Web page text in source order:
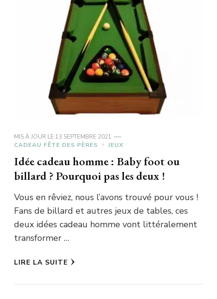
MIS À JOUR LE 13 SEPTEMBRE 2021
CADEAU FÊTE DES PÈRES
JEUX
Idée cadeau homme : Baby foot ou
billard ? Pourquoi pas les deux !
Vous en rêviez, nous l’avons trouvé pour vous !
Fans de billard et autres jeux de tables, ces
deux idées cadeau homme vont littéralement
transformer …
LIRE LA SUITE